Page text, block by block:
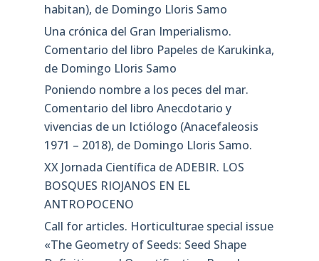
habitan), de Domingo Lloris Samo
Una crónica del Gran Imperialismo.
Comentario del libro Papeles de Karukinka,
de Domingo Lloris Samo
Poniendo nombre a los peces del mar.
Comentario del libro Anecdotario y
vivencias de un Ictiólogo (Anacefaleosis
1971 – 2018), de Domingo Lloris Samo.
XX Jornada Científica de ADEBIR. LOS
BOSQUES RIOJANOS EN EL
ANTROPOCENO
Call for articles. Horticulturae special issue
«The Geometry of Seeds: Seed Shape